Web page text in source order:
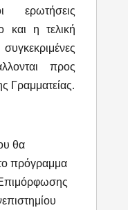
ερωτήσεις
και η τελική
προς
Γραμματείας.
θα
πρόγραμμα
Επιμόρφωσης